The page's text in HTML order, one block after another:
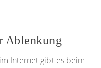
Ablenkung
Internet gibt es beim